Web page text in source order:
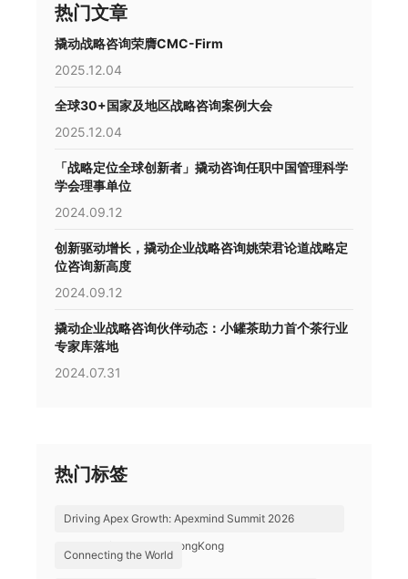
热门文章
撬动战略咨询荣膺CMC-Firm
2025.12.04
全球30+国家及地区战略咨询案例大会
2025.12.04
「战略定位全球创新者」撬动咨询任职中国管理科学
学会理事单位
2024.09.12
创新驱动增长，撬动企业战略咨询姚荣君论道战略定
位咨询新高度
2024.09.12
撬动企业战略咨询伙伴动态：小罐茶助力首个茶行业
专家库落地
2024.07.31
热门标签
Driving Apex Growth: Apexmind Summit 2026
Successfully Held in HongKong
Connecting the World